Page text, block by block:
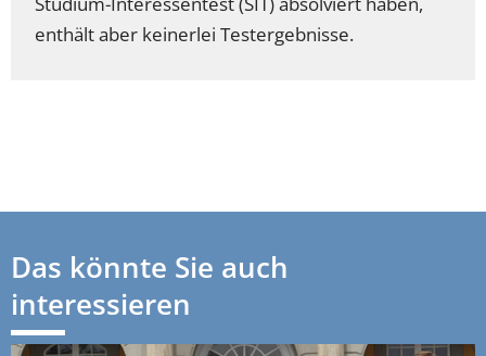
enthält aber keinerlei Testergebnisse.
Das könnte Sie auch
interessieren